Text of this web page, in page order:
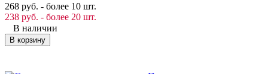
268 руб. - более 10 шт.
238 руб. - более 20 шт.
В наличии
В корзину